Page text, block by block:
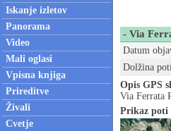
Iskanje izletov
Panorama
Video
Mali oglasi
Vpisna knjiga
Prireditve
Živali
Cvetje
- Via
Datum
Dolžina
Opis GPS
Via Ferrata
Prikaz poti